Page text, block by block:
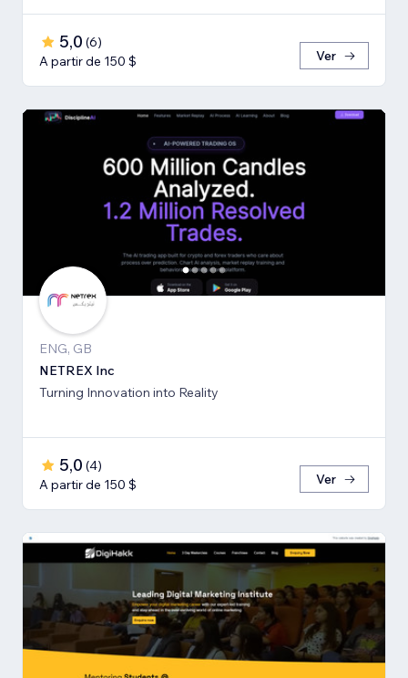
5,0 (6)
A partir de 150 $
Ver
ENG, GB
NETREX Inc
Turning Innovation into Reality
5,0 (4)
A partir de 150 $
Ver